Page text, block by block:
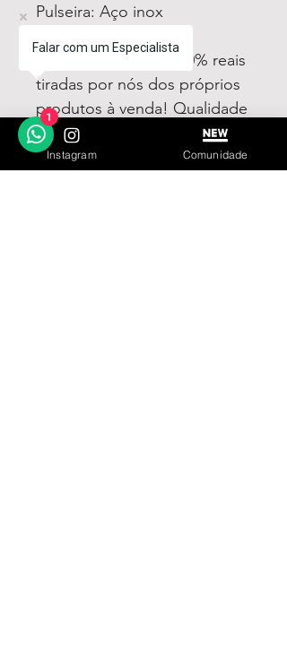
Pulseira: Aço inox
postadas aqui são 100% reais
tiradas por nós dos próprios
produtos à venda! Qualidade
garantida ou devolução por
nossa conta!
Instagram Comunidade
Falar com um Especialista
1